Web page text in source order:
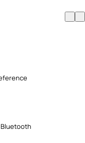
Bluetooth